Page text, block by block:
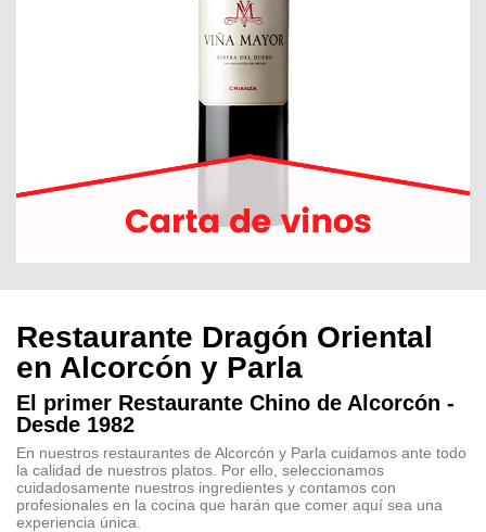
Restaurante Dragón Oriental
en Alcorcón y Parla
El primer Restaurante Chino de Alcorcón -
Desde 1982
En nuestros restaurantes de Alcorcón y Parla cuidamos ante todo
la calidad de nuestros platos. Por ello, seleccionamos
cuidadosamente nuestros ingredientes y contamos con
profesionales en la cocina que harán que comer aquí sea una
experiencia única.